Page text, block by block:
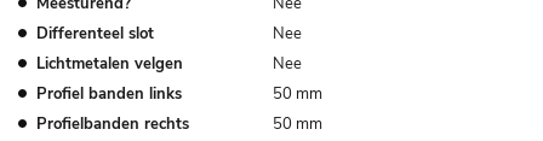
Differenteel slot
Nee
Lichtmetalen velgen
Nee
Profiel banden links
50 mm
Profielbanden rechts
50 mm